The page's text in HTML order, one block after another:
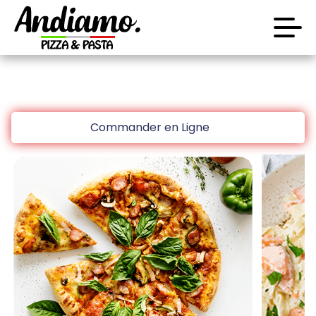
Accueil
Avis
Appelez-nous
C.G.V
Mentions Légales
Mon Compte
Nous Trouver
Commander en Ligne
code promo [PLATINIUM] valable 5 jours
Aujourd’hui 16:30
10 € de réduction à partir de 45 € d’achat sur
www.platinium.fr
code promo [PLATINIUM] valable 5 jours
Aujourd’hui 16:30
Laissez vous tenter!!
10 € de réduction à partir de 45 € d’achat sur
www.platinium.fr
code promo [PLATINIUM] valable 5 jours
Aujourd’hui 16:30